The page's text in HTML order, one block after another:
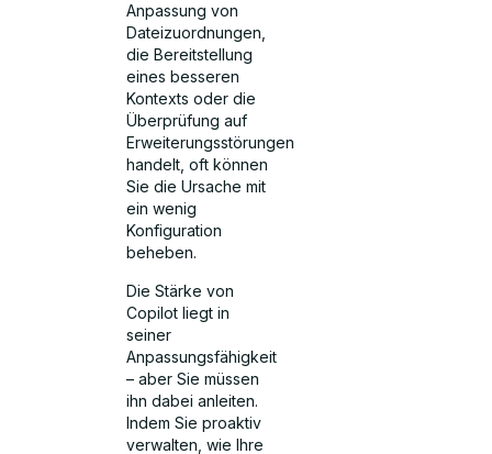
Anpassung von
Dateizuordnungen,
die Bereitstellung
eines besseren
Kontexts oder die
Überprüfung auf
Erweiterungsstörungen
handelt, oft können
Sie die Ursache mit
ein wenig
Konfiguration
beheben.
Die Stärke von
Copilot liegt in
seiner
Anpassungsfähigkeit
– aber Sie müssen
ihn dabei anleiten.
Indem Sie proaktiv
verwalten, wie Ihre